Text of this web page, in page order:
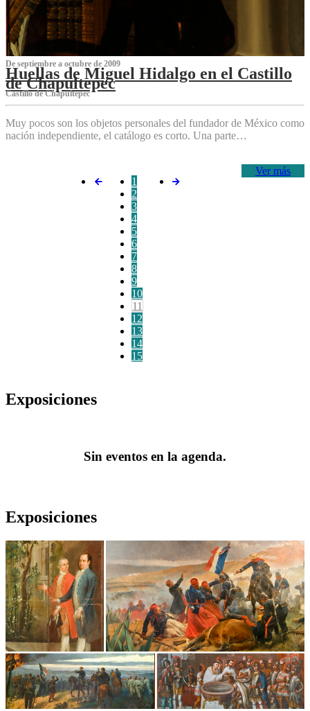
De septiembre a octubre de 2009
Huellas de Miguel Hidalgo en el Castillo
de Chapultepec
Castillo de Chapultepec
Muy pocos son los objetos personales del fundador de México como
nación independiente, el catálogo es corto. Una parte…
Ver más
1
2
3
4
5
6
7
8
9
10
11
12
13
14
15
Exposiciones
Sin eventos en la agenda.
Exposiciones